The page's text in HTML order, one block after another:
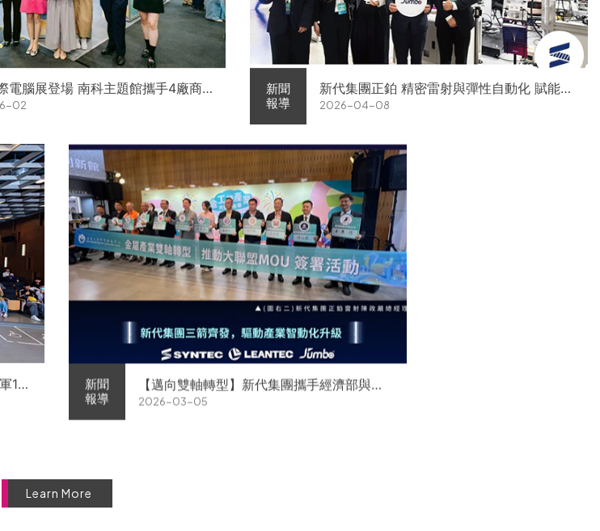
電腦展登場 南科主題館攜手4廠商
應鏈實力
02
新聞
報導
新代集團正鉑 精密雷射與彈性自動化 賦能智
慧智造解方電子展亮相
2026-04-08
11
新聞
報導
【邁向雙軸轉型】新代集團攜手經濟部與金
屬中心簽署MOU 領航 AI機器人智慧智造
2026-03-05
Learn More